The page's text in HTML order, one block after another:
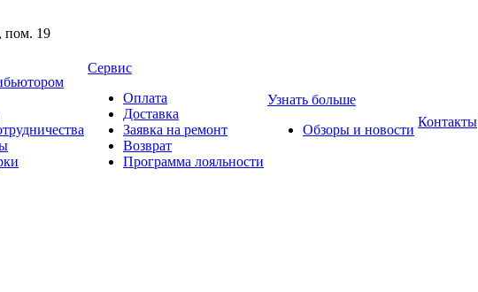
пом. 19
Сервис
Оплата
Доставка
Заявка на ремонт
Возврат
Программа лояльности
Узнать больше
Обзоры и новости
Контакты